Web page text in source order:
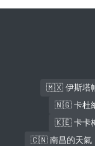
🇲🇽 伊斯塔
🇳🇬 卡杜
🇰🇪 卡卡
🇨🇳 南昌的天氣